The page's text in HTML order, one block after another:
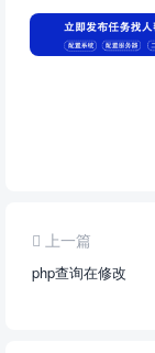
上一篇
php查询在修改